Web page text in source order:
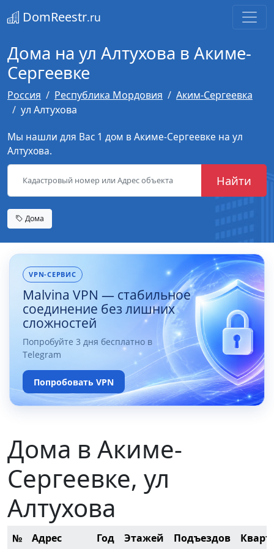
DomReestr.ru
Дома на ул Алтухова в Акиме-
Сергеевке
Россия Республика Мордовия
Аким-Сергеевка
ул Алтухова
Мы нашли для Вас 1 дом в Акиме-Сергеевке на ул
Алтухова.
Найти
Дома
VPN-СЕРВИС
Malvina VPN — стабильное
соединение без лишних
сложностей
Попробуйте 3 дня бесплатно в
Telegram
Попробовать VPN
Дома в Акиме-
Сергеевке, ул
Алтухова
№ Адрес Год Этажей Подъездов